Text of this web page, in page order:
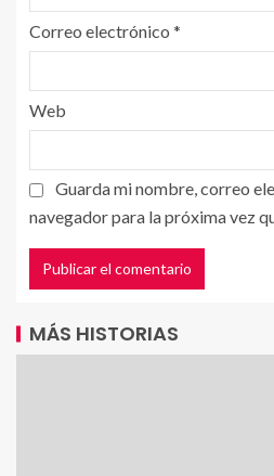
Correo electrónico *
Web
Guarda mi nombre, correo
navegador para la próxima vez
MÁS HISTORIAS